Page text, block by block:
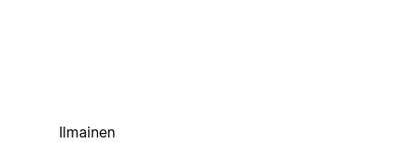
Ilmainen